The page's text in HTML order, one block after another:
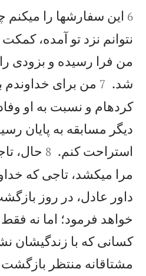


6 اين سفارشها را میكنم
نتوانم نزد تو آمده،
من فرا رسيده و بزودی
شد. 

7 من برای خداوندم
كردهام و نسبت به او
ديگر مسابقه به پايان
استراحت كنم. 

8 حال،
مرا میكشد، تاجی كه
داور عادل، در روز
خواهد فرمود؛ اما نه
كسانی كه با زندگیشان
مشتاقانه منتظر